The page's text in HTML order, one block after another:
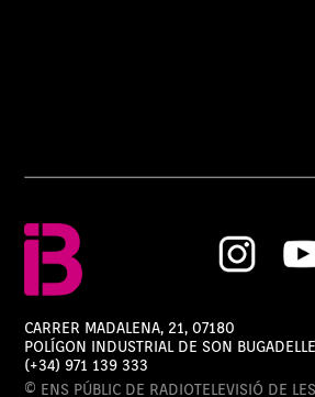
24/07/2026 07:00:00
Informatiu Matí - 8h
Informatiu Matí - 7h
23/07/2026 07:00:00
CARRER MADALENA, 21, 07180
POLÍGON INDUSTRIAL DE SON
(+34) 971 139 333
© ENS PÚBLIC DE RADIOTELEVISIÓ DE